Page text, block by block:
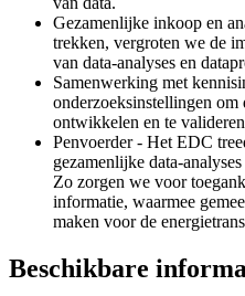
Gezamenlijke inkoop en
trekken, vergroten we de
van data-analyses en
Samenwerking met
onderzoeksinstellingen om
ontwikkelen en te
Penvoerder - Het EDC
gezamenlijke data-
Zo zorgen we voor
informatie, waarmee
maken voor de
Beschikbare